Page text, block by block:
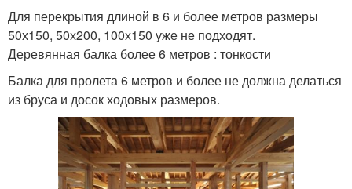
Для перекрытия длиной в 6 и более метров размеры
50х150, 50х200, 100х150 уже не подходят.
Деревянная балка более 6 метров : тонкости
Балка для пролета 6 метров и более не должна делаться
из бруса и досок ходовых размеров.